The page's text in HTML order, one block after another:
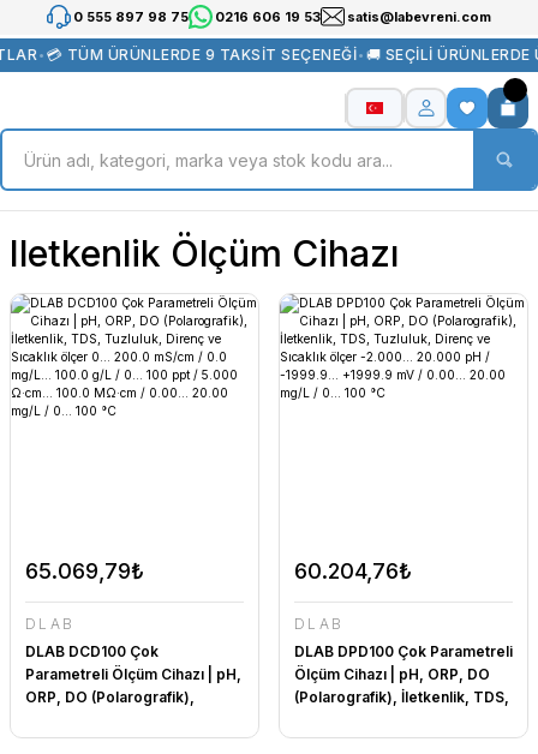
0 555 897 98 75 0216 606 19 53 satis@labevreni.com
•💳 TÜM ÜRÜNLERDE 9 TAKSİT SEÇENEĞİ•🚚 SEÇİLİ ÜRÜNLERDE
Iletkenlik Ölçüm Cihazı
65.069,79₺
DLAB
DLAB DCD100 Çok
Parametreli Ölçüm Cihazı | pH,
ORP, DO (Polarografik),
Direnç ve Sıcaklık ölçer 0...
60.204,76₺
DLAB
DLAB DPD100 Çok Parametreli
Ölçüm Cihazı | pH, ORP, DO
(Polarografik), İletkenlik, TDS,
ölçer -2.000... 20.000 pH /